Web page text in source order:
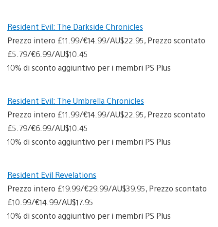
Resident Evil: The Darkside Chronicles
Prezzo intero £11.99/€14.99/AU$22.95, Prezzo scontato
£5.79/€6.99/AU$10.45
10% di sconto aggiuntivo per i membri PS Plus
Resident Evil: The Umbrella Chronicles
Prezzo intero £11.99/€14.99/AU$22.95, Prezzo scontato
£5.79/€6.99/AU$10.45
10% di sconto aggiuntivo per i membri PS Plus
Resident Evil Revelations
Prezzo intero £19.99/€29.99/AU$39.95, Prezzo scontato
£10.99/€14.99/AU$17.95
10% di sconto aggiuntivo per i membri PS Plus